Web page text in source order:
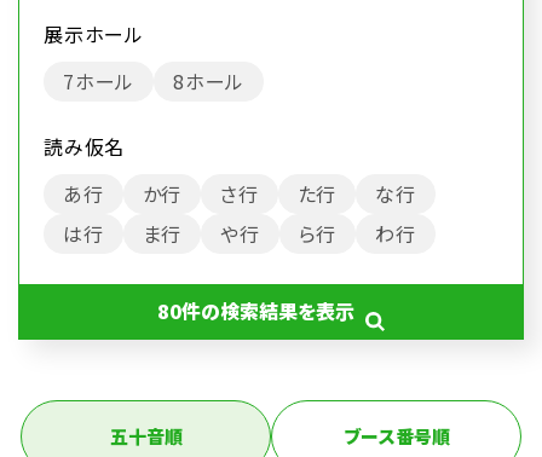
展示ホール
7ホール
8ホール
読み仮名
あ行
か行 さ行 た行
な行
は行
ま行 や行 ら行 わ行
80件の検索結果を表示
五十音順 ブース番号順